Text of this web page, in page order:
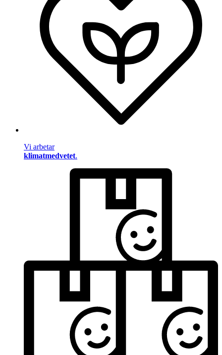
Vi arbetar
klimatmedvetet.